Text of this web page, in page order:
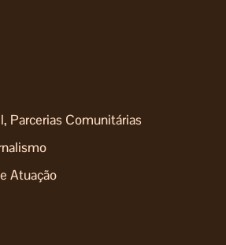
Parcerias Comunitárias
Atuação